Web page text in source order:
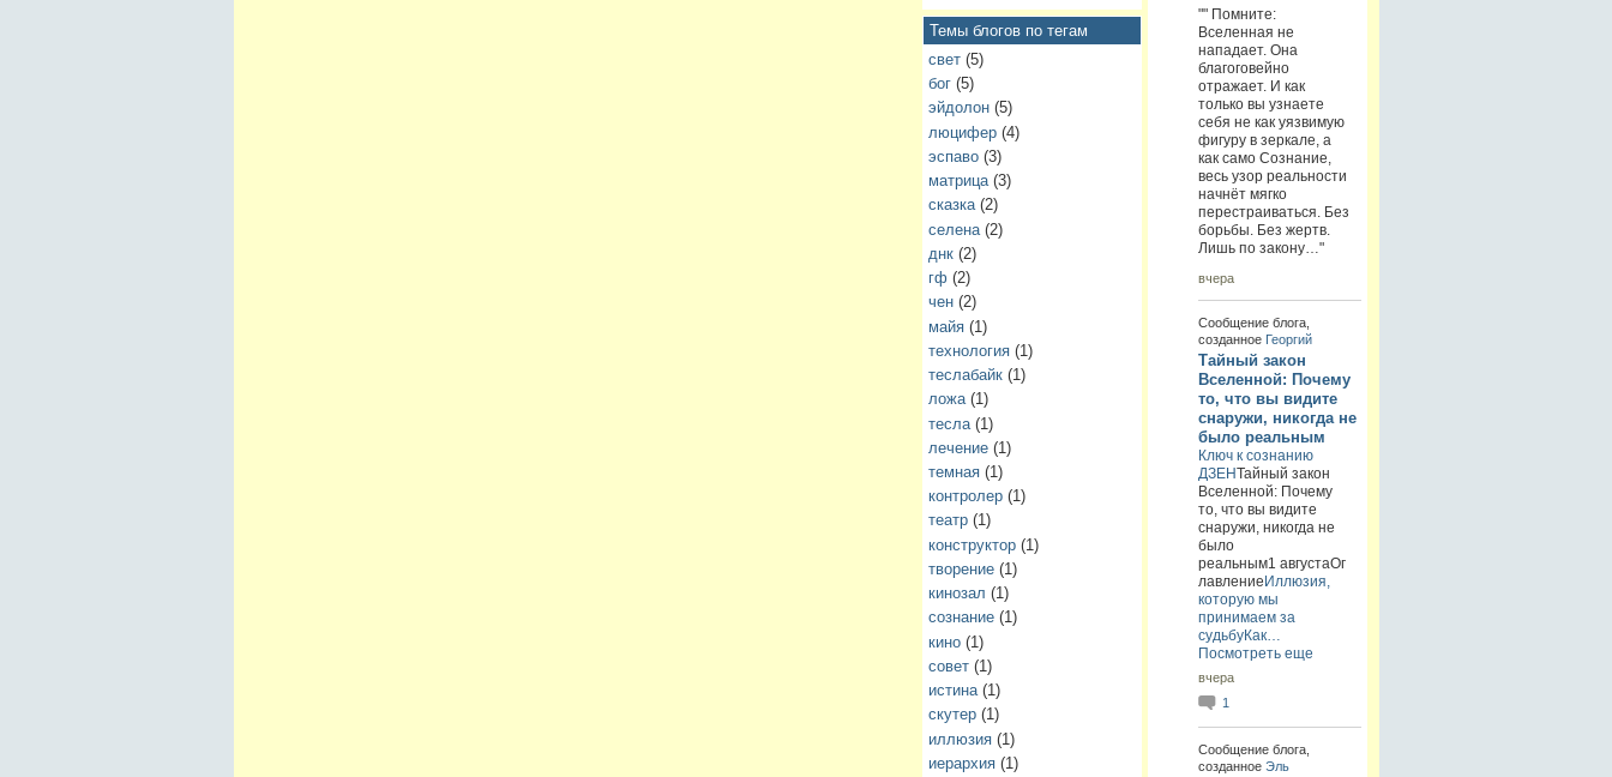
Темы блогов по тегам
свет(5)
бог(5)
эйдолон(5)
люцифер(4)
эспаво(3)
матрица(3)
сказка(2)
селена(2)
днк(2)
гф(2)
чен(2)
майя(1)
технология(1)
теслабайк(1)
ложа(1)
тесла(1)
лечение(1)
темная(1)
контролер(1)
театр(1)
конструктор(1)
творение(1)
кинозал (1)
сознание(1)
кино(1)
совет(1)
истина(1)
скутер(1)
иллюзия(1)
иерархия(1)
"" Помните:
Вселенная не
нападает. Она
благоговейно
отражает. И как
только вы узнаете
себя не как уязвимую
фигуру в зеркале, а
как само Сознание,
весь узор реальности
начнёт мягко
перестраиваться. Без
борьбы. Без жертв.
Лишь по закону…"
вчера
Сообщение блога,
созданное Георгий
Тайный закон
Вселенной: Почему
то, что вы видите
снаружи, никогда не
было реальным
Ключ к сознанию
ДЗЕНТайный закон
Вселенной: Почему
то, что вы видите
снаружи, никогда не
было
реальным1 августаОг
лавлениеИллюзия,
которую мы
принимаем за
судьбуКак…
Посмотреть еще
вчера
1
Сообщение блога,
созданное Эль